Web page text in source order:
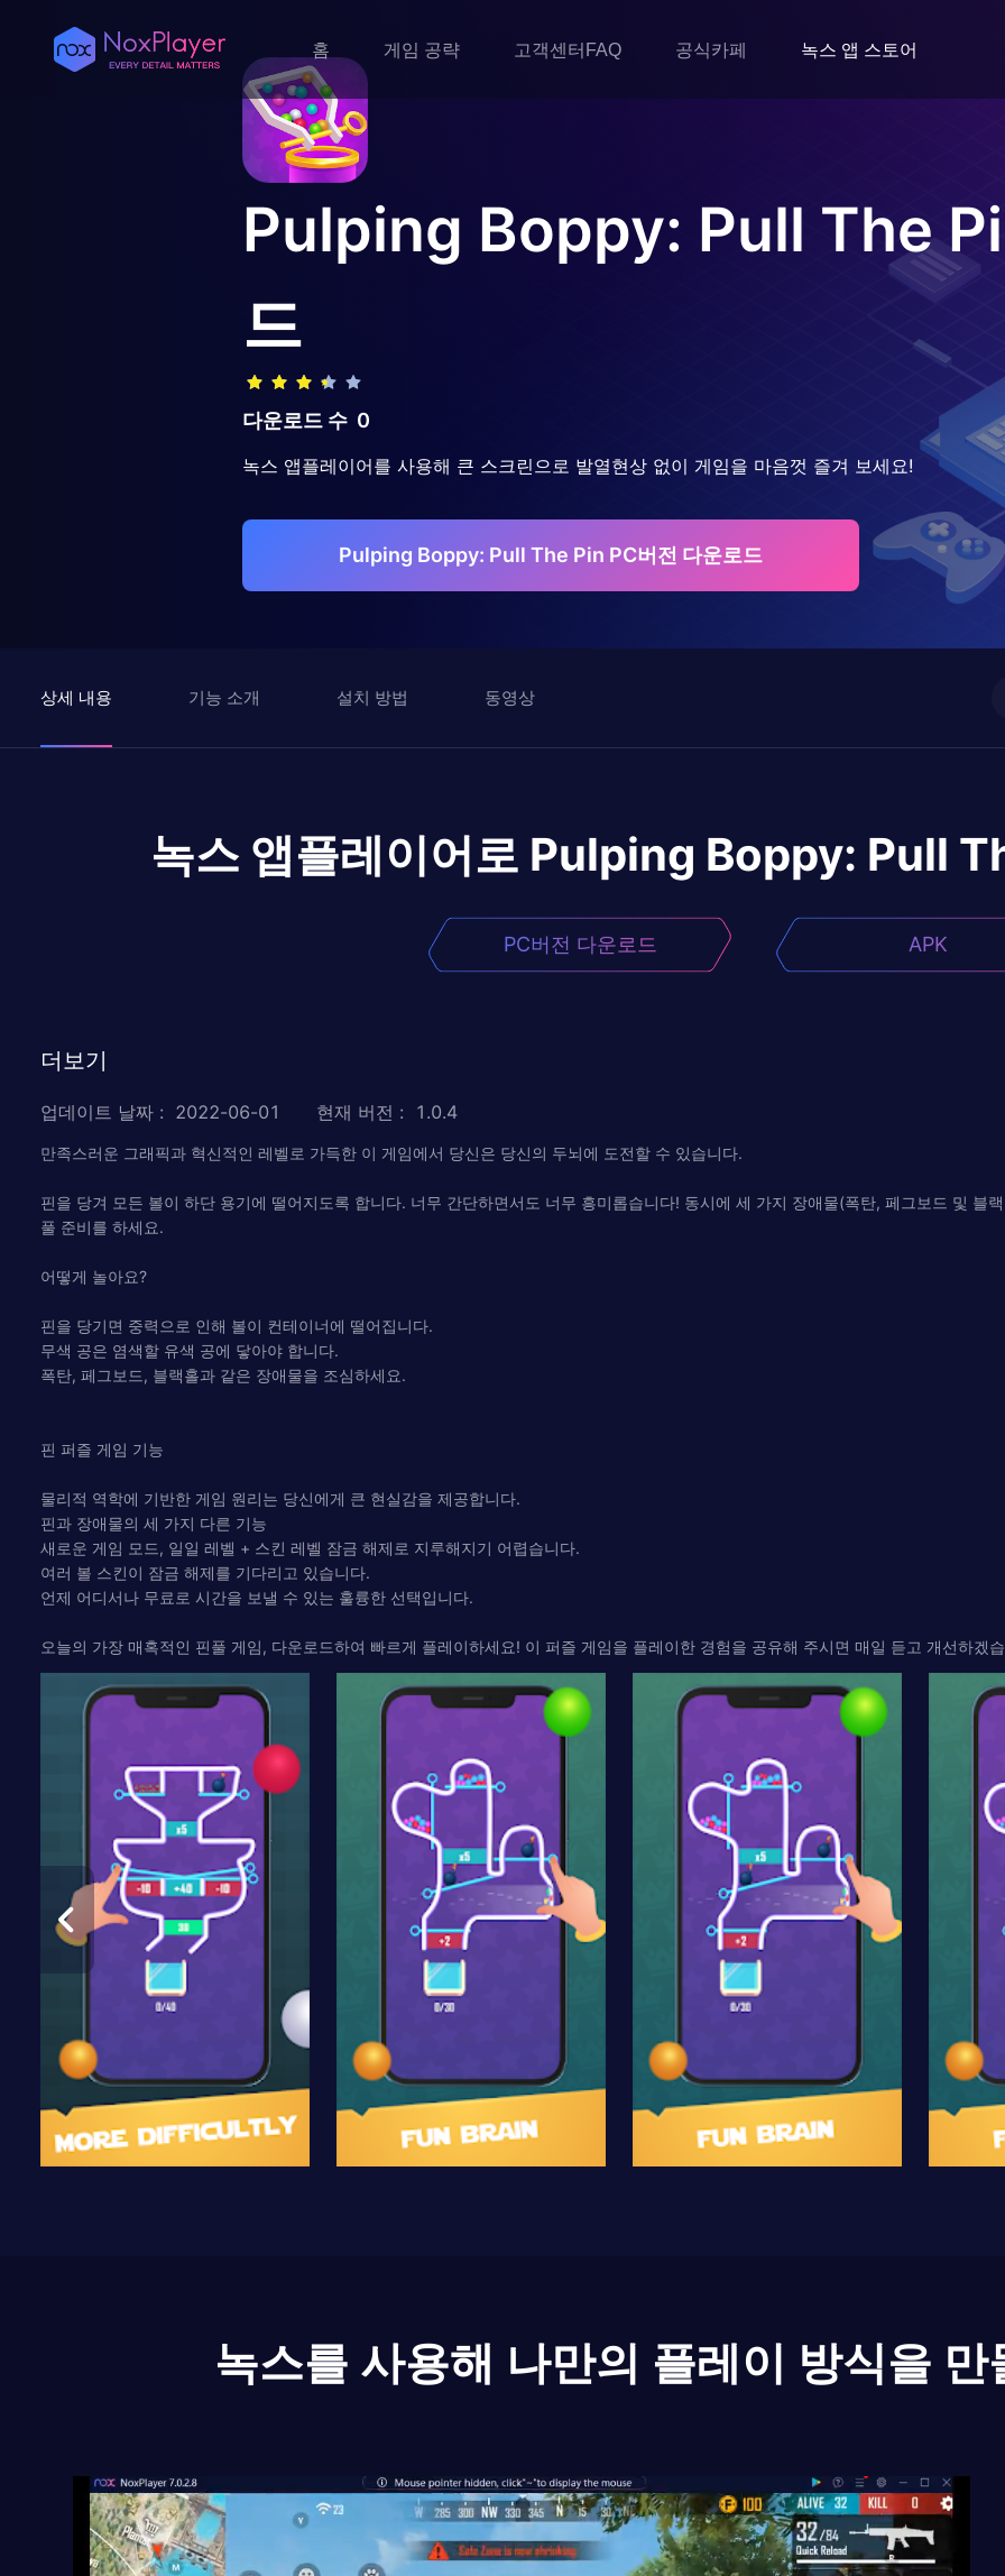
홈 게임 공략 고객센터FAQ 공식카페 녹스 앱 스토어
Pulping Boppy: Pull The
드
다운로드 수 0
녹스 앱플레이어를 사용해 큰 스크린으로 발열현상 없이 게임을 마음껏 즐겨 보세요!
Pulping Boppy: Pull The Pin PC버전 다운로드
상세 내용 기능 소개 설치 방법 동영상
녹스 앱플레이어로 Pulping Boppy: Pull
PC버전 다운로드 APK
더보기
업데이트 날짜 : 2022-06-01 현재 버전 : 1.0.4
만족스러운 그래픽과 혁신적인 레벨로 가득한 이 게임에서 당신은 당신의 두뇌에 도전할 수 있습니다.
핀을 당겨 모든 볼이 하단 용기에 떨어지도록 합니다. 너무 간단하면서도 너무 흥미롭습니다! 동시에 세 가지 장애물(폭탄, 페그보드 및 블
풀 준비를 하세요.
어떻게 놀아요?
핀을 당기면 중력으로 인해 볼이 컨테이너에 떨어집니다.
무색 공은 염색할 유색 공에 닿아야 합니다.
폭탄, 페그보드, 블랙홀과 같은 장애물을 조심하세요.
핀 퍼즐 게임 기능
물리적 역학에 기반한 게임 원리는 당신에게 큰 현실감을 제공합니다.
핀과 장애물의 세 가지 다른 기능
새로운 게임 모드, 일일 레벨 + 스킨 레벨 잠금 해제로 지루해지기 어렵습니다.
여러 볼 스킨이 잠금 해제를 기다리고 있습니다.
언제 어디서나 무료로 시간을 보낼 수 있는 훌륭한 선택입니다.
오늘의 가장 매혹적인 핀풀 게임, 다운로드하여 빠르게 플레이하세요! 이 퍼즐 게임을 플레이한 경험을 공유해 주시면 매일 듣고 개선하겠
녹스를 사용해 나만의 플레이 방식을